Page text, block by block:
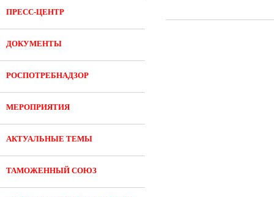
ПРЕСС-ЦЕНТР
ДОКУМЕНТЫ
РОСПОТРЕБНАДЗОР
МЕРОПРИЯТИЯ
АКТУАЛЬНЫЕ ТЕМЫ
ТАМОЖЕННЫЙ СОЮЗ